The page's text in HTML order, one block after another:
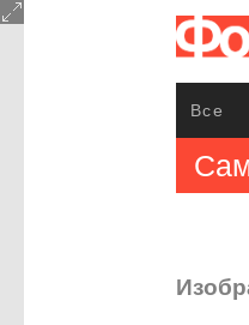
Все